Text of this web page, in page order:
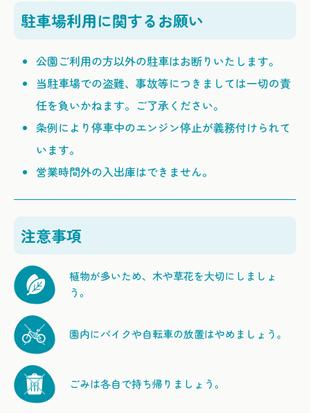
駐車場利用に関するお願い
公園ご利用の方以外の駐車はお断りいたします。
当駐車場での盗難、事故等につきましては一切の責
任を負いかねます。ご了承ください。
条例により停車中のエンジン停止が義務付けられて
います。
営業時間外の入出庫はできません。
注意事項
植物が多いため、木や草花を大切にしましょ
う。
園内にバイクや自転車の放置はやめましょう。
ごみは各自で持ち帰りましょう。